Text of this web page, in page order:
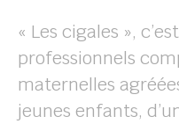
« Les cigales »,
professionnels
maternelles
jeunes enfants,